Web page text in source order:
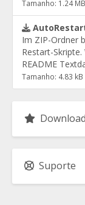
Tamanho: 1.24 MB
Im ZIP-Ordner
Restart-
README
Tamanho: 4.83 kB
Suporte